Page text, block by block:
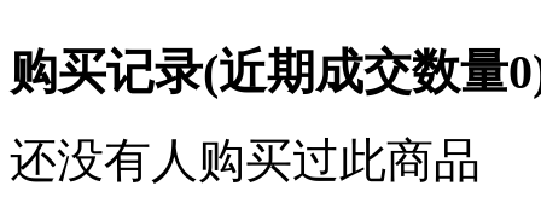
购买记录(近期成交数量0
还没有人购买过此商品